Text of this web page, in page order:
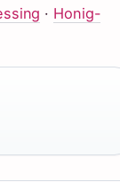
· Honig-